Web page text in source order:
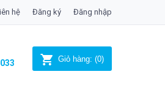
hệ Đăng ký Đăng nhập
Giỏ hàng: (0)